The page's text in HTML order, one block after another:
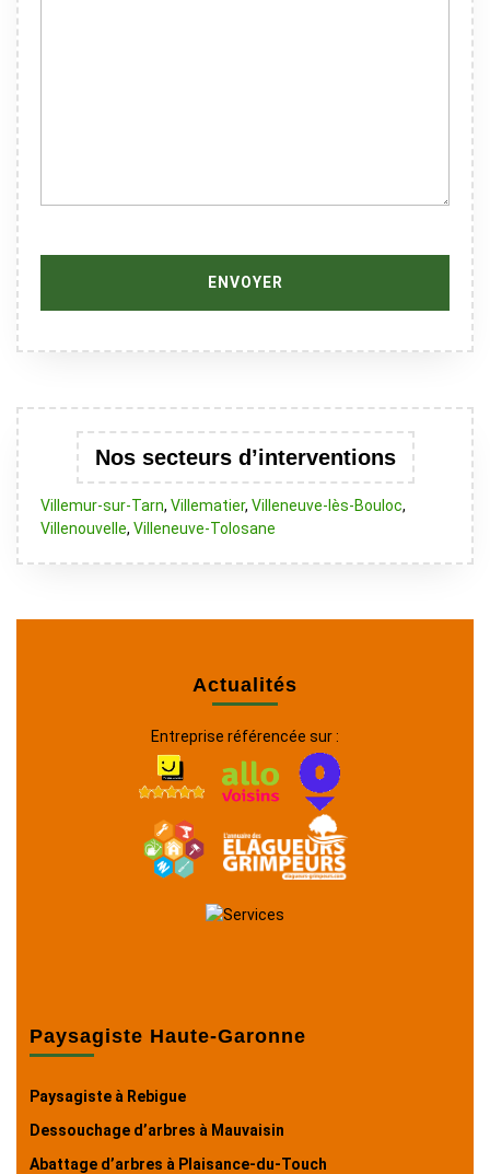
Nos secteurs d’interventions
Villemur-sur-Tarn, Villematier, Villeneuve-lès-Bouloc,
Villenouvelle, Villeneuve-Tolosane
Actualités
Entreprise référencée sur :
Paysagiste Haute-Garonne
Paysagiste à Rebigue
Dessouchage d’arbres à Mauvaisin
Abattage d’arbres à Plaisance-du-Touch